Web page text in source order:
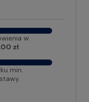
w
zł.
min.